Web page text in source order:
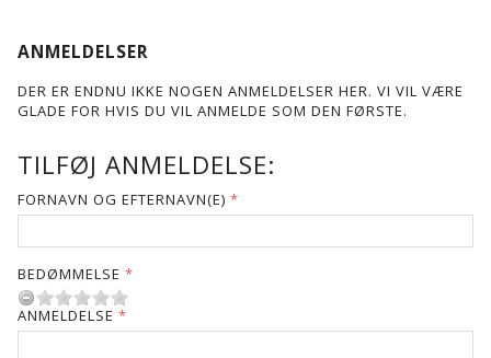
ANMELDELSER
DER ER ENDNU IKKE NOGEN ANMELDELSER HER. VI VIL VÆRE
GLADE FOR HVIS DU VIL ANMELDE SOM DEN FØRSTE.
TILFØJ ANMELDELSE:
FORNAVN OG EFTERNAVN(E)
BEDØMMELSE
ANMELDELSE